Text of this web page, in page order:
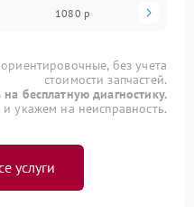
1080 р
без учета
стоимости запчастей.
на бесплатную диагностику.
укажем на неисправность.
услуги